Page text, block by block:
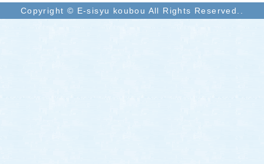
Copyright © E-sisyu koubou All Rights Reserved..